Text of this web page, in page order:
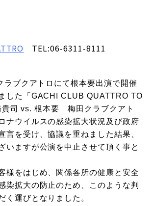
TEL:06-6311-8111
ブクアトロにて根本要出演で開催
した「GACHI CLUB QUATTRO TO
司 vs. 根本要 梅田クラブクアト
ナウイルスの感染拡大状況及び政府
言を受け、協議を重ねました結果、
いますが公演を中止させて頂く事と
様をはじめ、関係各所の健康と安全
染拡大の防止のため、このような判
く運びとなりました。